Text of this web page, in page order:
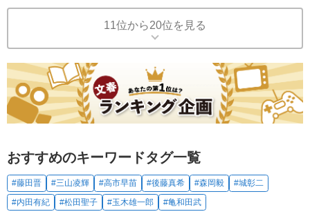
11位から20位を見る
おすすめのキーワードタグ一覧
#藤田晋 #三山凌輝 #高市早苗 #後藤真希 #森岡毅
#城彰二
#内田有紀
#松田聖子 #玉木雄一郎 #亀和田武